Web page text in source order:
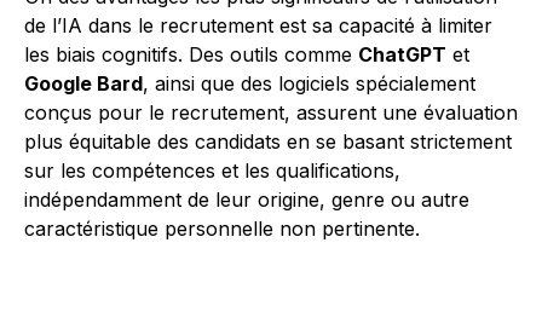
de l’IA dans le recrutement est sa capacité à limiter
les biais cognitifs. Des outils comme ChatGPT et
Google Bard, ainsi que des logiciels spécialement
conçus pour le recrutement, assurent une évaluation
plus équitable des candidats en se basant strictement
sur les compétences et les qualifications,
indépendamment de leur origine, genre ou autre
caractéristique personnelle non pertinente.